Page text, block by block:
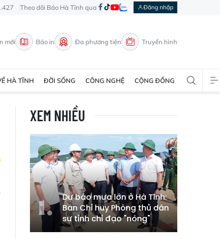
Theo dõi Báo Hà Tĩnh qua Đăng nhập
mới Báo in Đa phương tiện Truyền hình
HÀ TĨNH ĐỜI SỐNG CÔNG NGHỆ CỘNG ĐỒNG
XEM NHIỀU
Dự báo mưa lớn ở Hà Tĩnh:
Ban Chỉ huy Phòng thủ dân
sự tỉnh chỉ đạo "nóng"